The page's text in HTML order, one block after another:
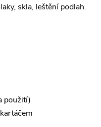
skla, leštění podlah.
použití)